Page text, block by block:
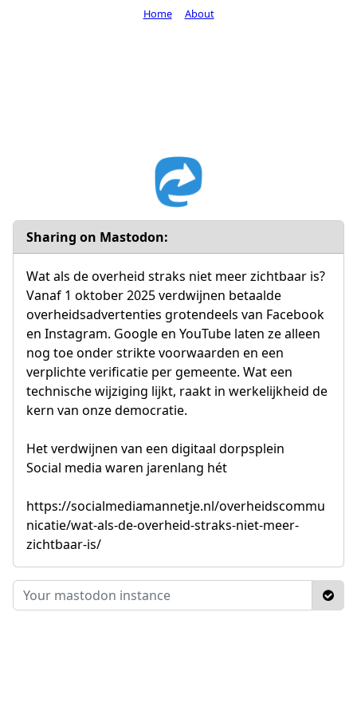
Sharing on Mastodon:
Wat als de overheid straks niet meer zichtbaar is?
Vanaf 1 oktober 2025 verdwijnen betaalde
overheidsadvertenties grotendeels van Facebook
en Instagram. Google en YouTube laten ze alleen
nog toe onder strikte voorwaarden en een
verplichte verificatie per gemeente. Wat een
technische wijziging lijkt, raakt in werkelijkheid de
kern van onze democratie.
Het verdwijnen van een digitaal dorpsplein
Social media waren jarenlang hét
https://socialmediamannetje.nl/overheidscommu
nicatie/wat-als-de-overheid-straks-niet-meer-
zichtbaar-is/
Home About